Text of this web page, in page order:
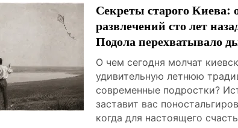
Секреты старого Киева:
развлечений сто лет
Подола перехватывало
О чем сегодня молчат
удивительную летнюю
современные подростки?
заставит вас
когда для настоящего